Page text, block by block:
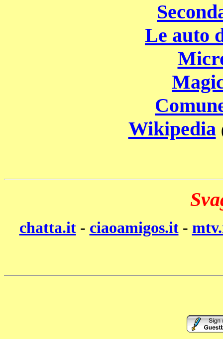
Le auto
Wikipedia
chatta.it- ciaoamigos.it-